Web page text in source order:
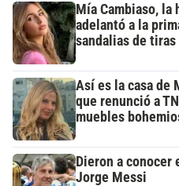
Mía Cambiaso, la
adelantó a la
sandalias de tiras
Así es la casa de
que renunció a
muebles
Dieron a conocer
Jorge Messi